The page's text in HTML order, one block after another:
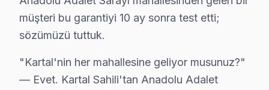
» Kartal'de Hi-Level VA Panel ve LED panel TV'ler
Hi-Level televizyonlarınızın tamir ve bakımında
müşteri bu garantiyi 10 ay sonra test etti;
sözümüzü tuttuk.
"Kartal'nin her mahallesine geliyor musunuz?"
— Evet. Kartal Sahili'tan Anadolu Adalet